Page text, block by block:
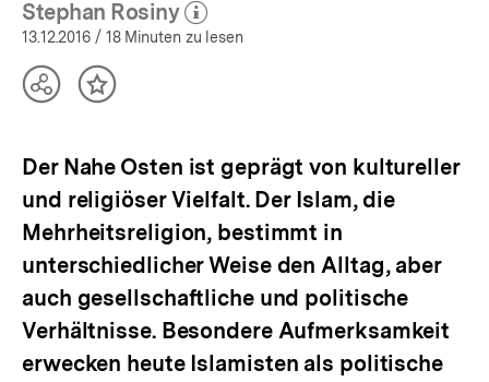
Stephan Rosiny
(Mehr zum Autor)
öffnen
13.12.2016 / 18 Minuten zu lesen
TeilenInhalt
Der Nahe Osten ist geprägt von kultureller
und religiöser Vielfalt. Der Islam, die
Mehrheitsreligion, bestimmt in
unterschiedlicher Weise den Alltag, aber
auch gesellschaftliche und politische
Verhältnisse. Besondere Aufmerksamkeit
erwecken heute Islamisten als politische